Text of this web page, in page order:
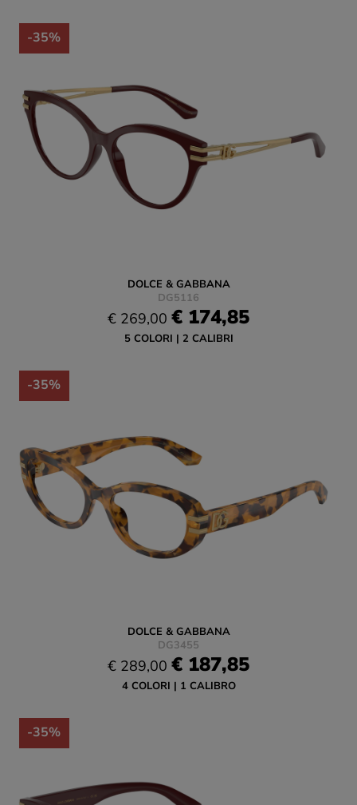
-35%
DOLCE & GABBANA
DG5116
€ 269,00 € 174,85
5 COLORI 2 CALIBRI
-35%
DOLCE & GABBANA
DG3455
€ 289,00 € 187,85
4 COLORI 1 CALIBRO
-35%